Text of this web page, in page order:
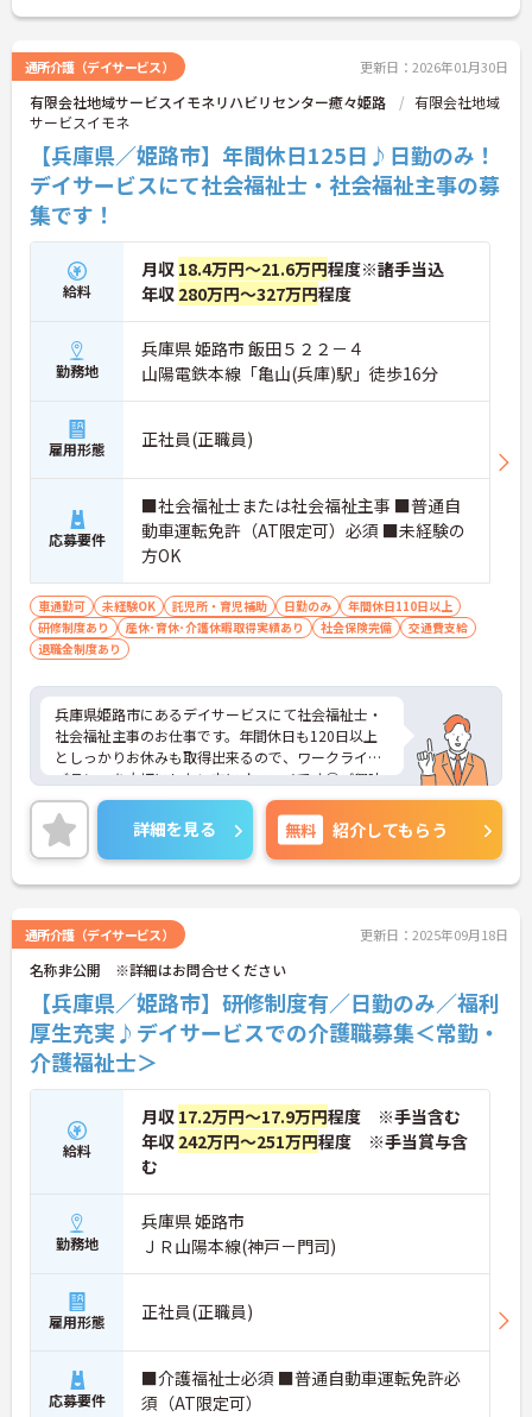
通所介護（デイサービス） 更新日：2026年01月30日
有限会社地域サービスイモネリハビリセンター癒々姫路
有限会社地域
サービスイモネ
【兵庫県／姫路市】年間休日125日♪日勤のみ！
デイサービスにて社会福祉士・社会福祉主事の募
集です！
給料
月収 18.4万円～21.6万円程度※諸手当込
年収 280万円～327万円程度
勤務地
兵庫県 姫路市 飯田５２２－４
山陽電鉄本線「亀山(兵庫)駅」徒歩16分
雇用形態 正社員(正職員)
応募要件
■社会福祉士または社会福祉主事 ■普通自
動車運転免許（AT限定可）必須 ■未経験の
方OK
車通勤可 未経験OK 託児所・育児補助 日勤のみ
年間休日110日以上
研修制度あり
産休･育休･介護休暇取得実績あり 社会保険完備
交通費支給
退職金制度あり
兵庫県姫路市にあるデイサービスにて社会福祉士・
社会福祉主事のお仕事です。年間休日も120日以上
としっかりお休みも取得出来るので、ワークライフ
バランスを大切にしたい方にオススメです◎ご興味
ある方には、面接対策ポイントなど、さらに詳細を
お話しいたしますのでお気軽にご相談ください。
詳細を見る 無料 紹介してもらう
通所介護（デイサービス） 更新日：2025年09月18日
名称非公開 ※詳細はお問合せください
【兵庫県／姫路市】研修制度有／日勤のみ／福利
厚生充実♪デイサービスでの介護職募集＜常勤・
介護福祉士＞
給料
月収 17.2万円～17.9万円程度 ※手当含む
年収 242万円～251万円程度 ※手当賞与含
む
勤務地
兵庫県 姫路市
ＪＲ山陽本線(神戸－門司)
雇用形態 正社員(正職員)
応募要件
■介護福祉士必須 ■普通自動車運転免許必
須（AT限定可）